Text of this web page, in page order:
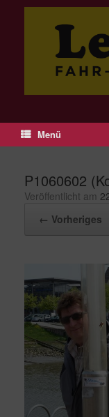
Menü
P1060602
Veröffentlicht am
← Vorheriges